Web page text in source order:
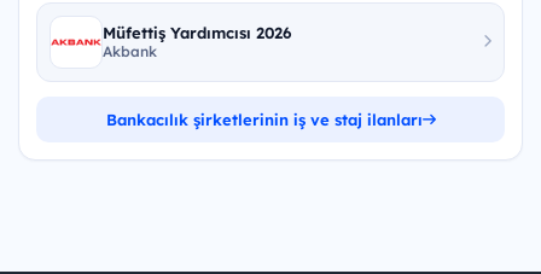
Müfettiş Yardımcısı 2026
Akbank
Bankacılık şirketlerinin iş ve staj ilanları